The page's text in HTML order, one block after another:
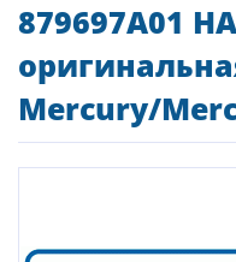
879697A01
Mercury/